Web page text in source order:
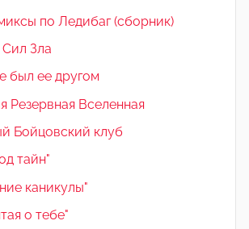
по Ледибаг (сборник)
Зла
был ее другом
Резервная Вселенная
Бойцовский клуб
тайн"
каникулы"
о тебе"